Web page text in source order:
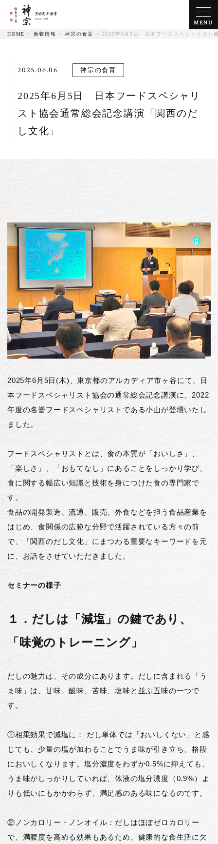
MENU
HOME > 新着情報 >神宗の食育 > 2025年6月5日 日本フードスペシャリスト
2025.06.06 神宗の食育
2025年6月5日 日本フードスペシャリ
スト協会通常総会記念講演「関西のだ
し文化」
2025年6月5日(木)、東京都のアルカディア市ヶ谷にて、日
本フードスペシャリスト協会の通常総会記念講演に、2022
年度の名誉フードスペシャリストである小山が登壇いたし
ました。
フードスペシャリストとは、食の本質が「おいしさ」、
「楽しさ」、「おもてなし」にあることをしっかり学び、
食に関する幅広い知識と技術を身につけた食の専門家で
す。
食品の開発製造、流通、販売、外食などを担う食品産業を
はじめ、食関係の広範な分野で活躍されている方々の前
で、「関西のだし文化」にまつわる重要なキーワードを元
に、お話をさせていただきました。
セミナーの様子
１．だしは「減塩」の鍵であり、
「味覚のトレーニング」
だしの魅力は、その成分にあります。だしに含まれる「う
ま味」は、甘味、酸味、苦味、塩味と並ぶ五味の一つで
す。
①相乗効果で減塩に： だし単体では「おいしくない」と感
じても、少量の塩が加わることでうま味が引き立ち、格段
においしくなります。塩分濃度をわずか0.5%に抑えても、
うま味がしっかりしていれば、体液の塩分濃度（0.9%）よ
りも低いにもかかわらず、満足感のある味になるのです。
②ノンカロリー・ノンオイル：だしはほぼゼロカロリー
で、満腹度を高める効果もあるため、健康的な食生活に欠